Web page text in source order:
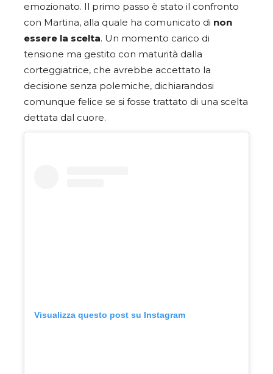
emozionato. Il primo passo è stato il confronto
con Martina, alla quale ha comunicato di non
essere la scelta. Un momento carico di
tensione ma gestito con maturità dalla
corteggiatrice, che avrebbe accettato la
decisione senza polemiche, dichiarandosi
comunque felice se si fosse trattato di una scelta
dettata dal cuore.
Visualizza questo post su Instagram